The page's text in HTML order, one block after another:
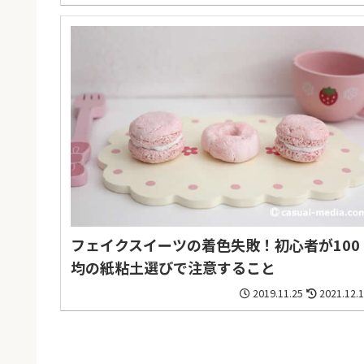
フェイクスイーツの着色失敗！初心者が100
均の紙粘土選びで注意すること
2019.11.25